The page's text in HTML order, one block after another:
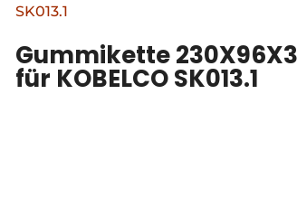
Gummikette
für KOBELCO SK013.1